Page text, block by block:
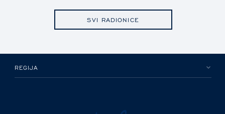
SVI RADIONICE
REGIJA